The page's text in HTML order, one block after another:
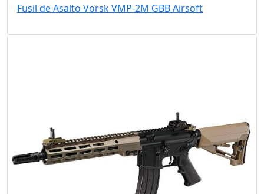
Fusil de Asalto Vorsk VMP-2M GBB Airsoft